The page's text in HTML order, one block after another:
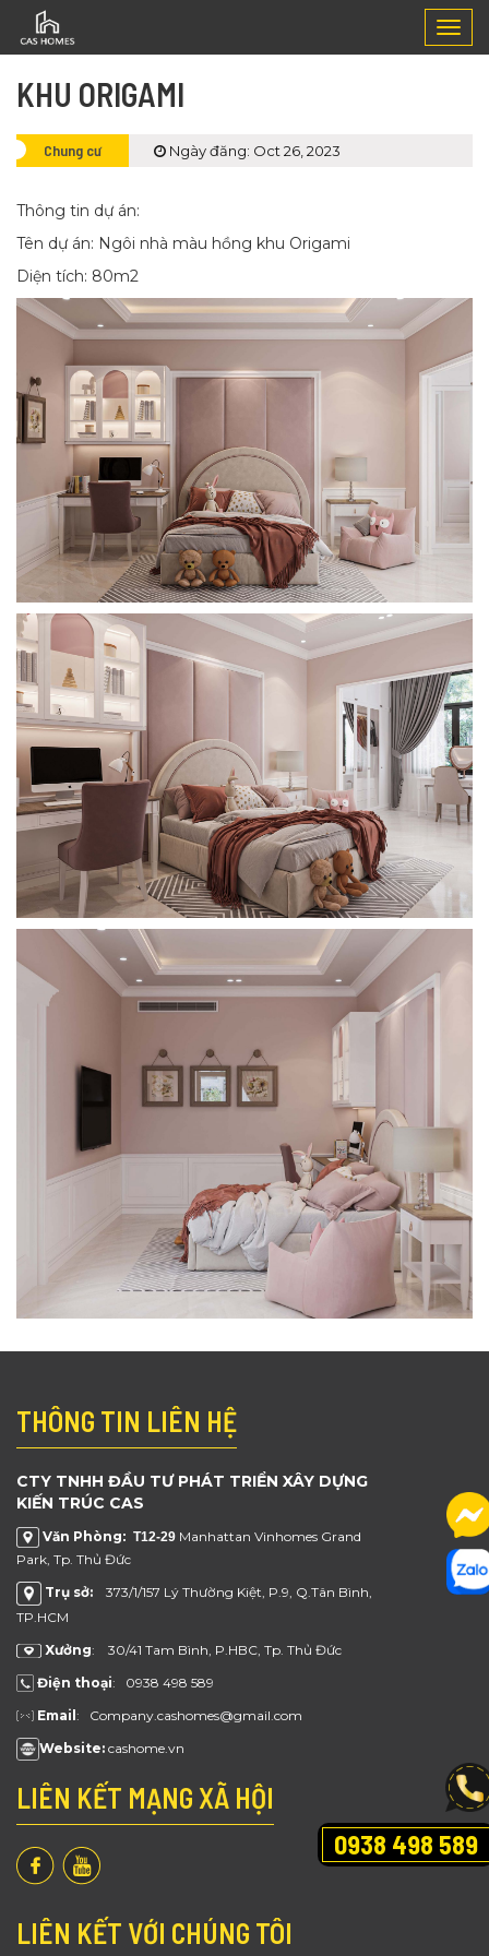
KHU ORIGAMI
Chung cư Ngày đăng: Oct 26, 2023
Thông tin dự án:
Tên dự án: Ngôi nhà màu hồng khu Origami
Diện tích: 80m2
THÔNG TIN LIÊN HỆ
CTY TNHH ĐẦU TƯ PHÁT TRIỂN XÂY DỰNG
KIẾN TRÚC CAS
Văn Phòng: T12-29 Manhattan Vinhomes Grand
Park, Tp. Thủ Đức
Trụ sở:
373/1/157 Lý Thường Kiệt, P.9, Q.Tân Bình,
TP.HCM
Xưởng: 30/41 Tam Bình, P.HBC, Tp. Thủ Đức
Điện thoại: 0938 498 589
Email: Company.cashomes@gmail.com
Website: cashome.vn
LIÊN KẾT MẠNG XÃ HỘI
LIÊN KẾT VỚI CHÚNG TÔI
0938 498 589